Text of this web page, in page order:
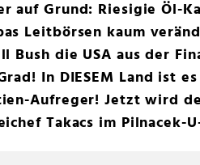
auf Grund: Riesigie Öl-
Leitbörsen kaum
Bush die USA aus der
In DIESEM Land ist
Aufreger! Jetzt wird
Takacs im Pilnacek-